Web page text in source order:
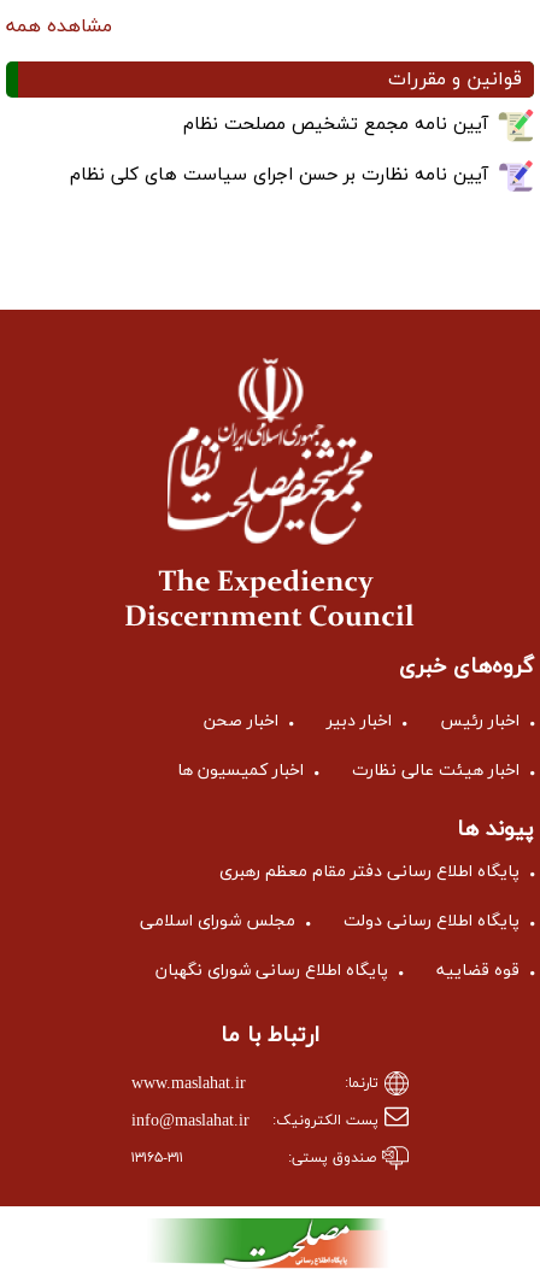
مشاهده همه
قوانین و مقررات
آیین نامه مجمع تشخیص مصلحت نظام
آیین نامه نظارت بر حسن اجرای سیاست های کلی نظام
گروه‌های خبری
اخبار رئیس اخبار دبیر اخبار صحن
اخبار هیئت عالی نظارت اخبار کمیسیون ها
پیوند ها
پایگاه اطلاع رسانی دفتر مقام معظم رهبری
پایگاه اطلاع رسانی دولت مجلس شورای اسلامی
قوه قضاییه پایگاه اطلاع رسانی شورای نگهبان
ارتباط با ما
تارنما: www.maslahat.ir
پست الکترونیک: info@maslahat.ir
صندوق پستی: ۱۳۱۶۵-۳۱۱